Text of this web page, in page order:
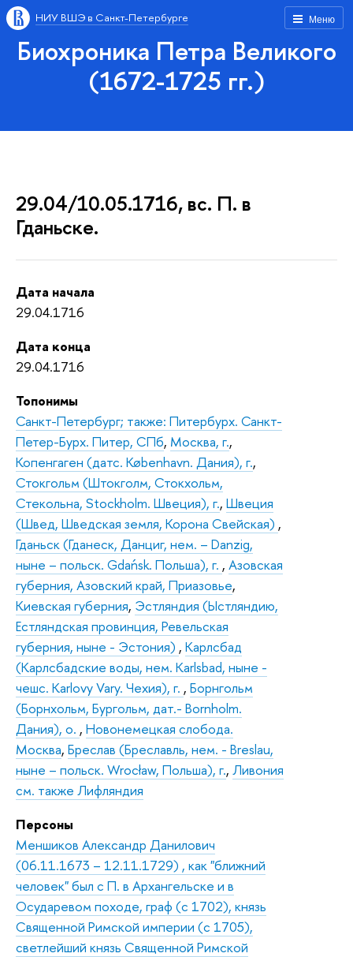
Меню
НИУ ВШЭ в Санкт-Петербурге
Биохроника Петра Великого
(1672-1725 гг.)
29.04/10.05.1716, вс. П. в
Гданьске.
Дата начала
29.04.1716
Дата конца
29.04.1716
Топонимы
Санкт-Петербург; также: Питербурх. Санкт-
Петер-Бурх. Питер, СПб, Москва, г.,
Копенгаген (датс. København. Дания), г.,
Стокгольм (Штокголм, Стокхольм,
Стекольна, Stockholm. Швеция), г., Швеция
(Швед, Шведская земля, Корона Свейская) ,
Гданьск (Гданеск, Данциг, нем. – Danzig,
ныне – польск. Gdańsk. Польша), г. , Азовская
губерния, Азовский край, Приазовье,
Киевская губерния, Эстляндия (Ыстляндию,
Естляндская провинция, Ревельская
губерния, ныне - Эстония) , Карлсбад
(Карлсбадские воды, нем. Karlsbad, ныне -
чешс. Karlovy Vary. Чехия), г. , Борнгольм
(Борнхольм, Бургольм, дат.- Bornholm.
Дания), о. , Новонемецкая слобода.
Москва, Бреслав (Бреславль, нем. - Breslau,
ныне – польск. Wrocław, Польша), г., Ливония
см. также Лифляндия
Персоны
Меншиков Александр Данилович
(06.11.1673 – 12.11.1729) , как "ближний
человек" был с П. в Архангельске и в
Осударевом походе, граф (с 1702), князь
Священной Римской империи (с 1705),
светлейший князь Священной Римской